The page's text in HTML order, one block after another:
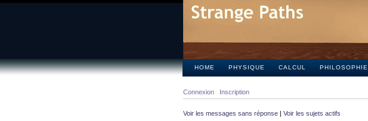
HOME PHYSIQUE CALCUL PHILOSOPHIE
Connexion Inscription
Voir les messages sans réponse | Voir les sujets actifs